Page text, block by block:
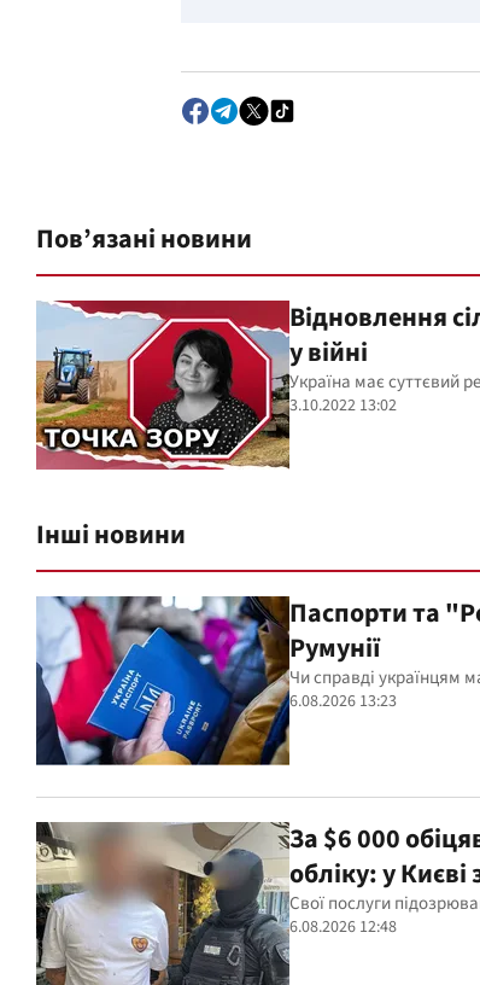
Пов’язані новини
Відновлення
у війні
Україна має суттєвий
3.10.2022 13:02
Інші новини
Паспорти та
Румунії
Чи справді українцям
6.08.2026 13:23
За $6 000
обліку: у
Свої послуги
6.08.2026 12:48